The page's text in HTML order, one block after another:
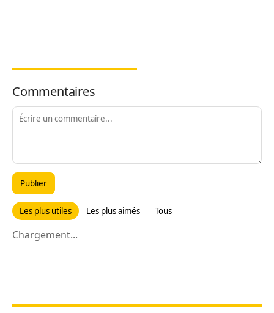
Commentaires
Publier
Les plus utiles Les plus aimés Tous
Chargement...